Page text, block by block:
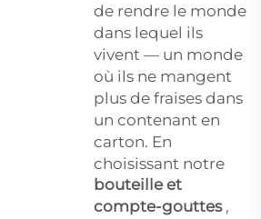
de rendre le monde
dans lequel ils
vivent — un monde
où ils ne mangent
plus de fraises dans
un contenant en
carton. En
choisissant notre
bouteille et
compte-gouttes ,